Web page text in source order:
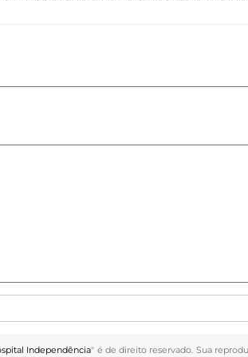
Independência" é de direito reservado. Sua